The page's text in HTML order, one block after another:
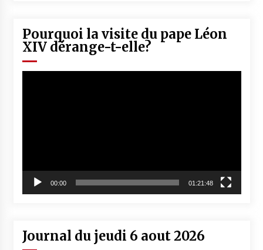
Pourquoi la visite du pape Léon
XIV dérange-t-elle?
00:00 01:21:48
Journal du jeudi 6 aout 2026